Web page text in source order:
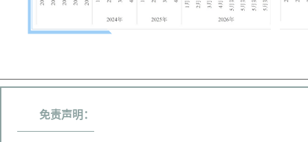
免责声明：